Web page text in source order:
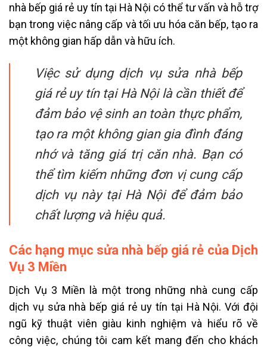
nhà bếp giá rẻ uy tín tại Hà Nội có thể tư vấn và hỗ trợ
bạn trong việc nâng cấp và tối ưu hóa căn bếp, tạo ra
một không gian hấp dẫn và hữu ích.
Việc sử dụng dịch vụ sửa nhà bếp
giá rẻ uy tín tại Hà Nội là cần thiết để
đảm bảo vệ sinh an toàn thực phẩm,
tạo ra một không gian gia đình đáng
nhớ và tăng giá trị căn nhà. Bạn có
thể tìm kiếm những đơn vị cung cấp
dịch vụ này tại Hà Nội để đảm bảo
chất lượng và hiệu quả.
Các hạng mục sửa nhà bếp giá rẻ của Dịch
Vụ 3 Miền
Dịch Vụ 3 Miền là một trong những nhà cung cấp
dịch vụ sửa nhà bếp giá rẻ uy tín tại Hà Nội. Với đội
ngũ kỹ thuật viên giàu kinh nghiệm và hiểu rõ về
công việc, chúng tôi cam kết mang đến cho khách